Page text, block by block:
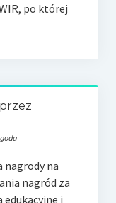
po której
nagrody na
nagród za
edukacyjne i